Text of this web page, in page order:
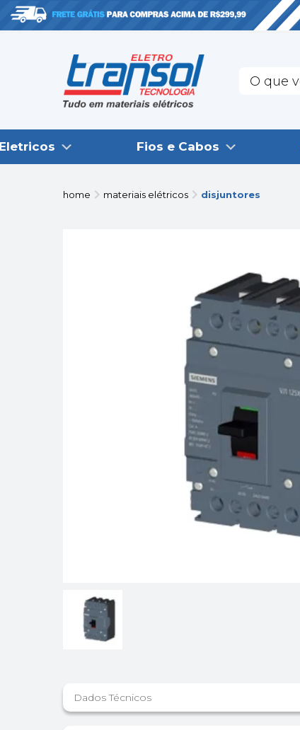
Fios e Cabos
home materiais elétricos disjuntores
Dados Técnicos